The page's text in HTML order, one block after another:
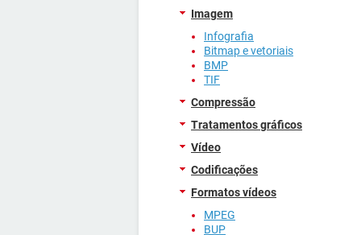
Imagem
Infografia
Bitmap e vetoriais
BMP
TIF
Compressão
Tratamentos gráficos
Vídeo
Codificações
Formatos vídeos
MPEG
BUP